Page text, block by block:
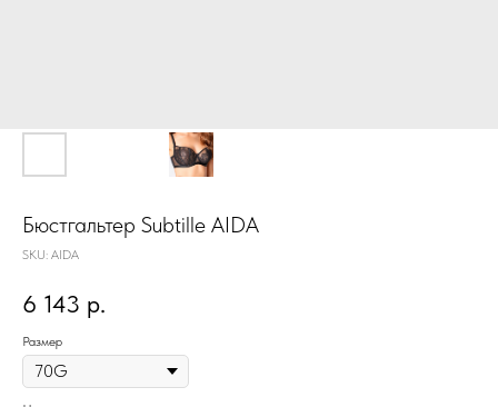
Бюстгальтер Subtille AIDA
SKU: AIDA
6 143 р.
Размер